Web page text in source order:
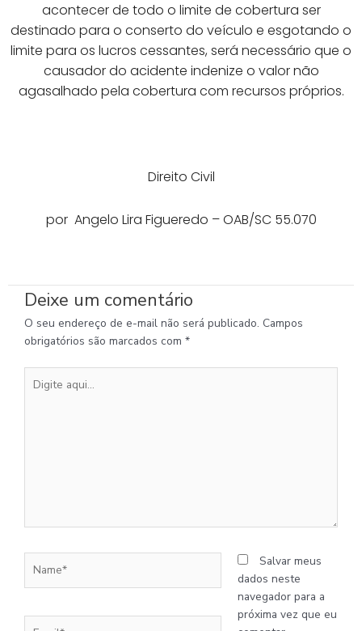
acontecer de todo o limite de cobertura ser
destinado para o conserto do veículo e esgotando o
limite para os lucros cessantes, será necessário que o
causador do acidente indenize o valor não
agasalhado pela cobertura com recursos próprios.
Direito Civil
por Angelo Lira Figueredo – OAB/SC 55.070
Deixe um comentário
O seu endereço de e-mail não será publicado. Campos
obrigatórios são marcados com *
aqui...
Salvar meus
dados neste
navegador para a
próxima vez que eu